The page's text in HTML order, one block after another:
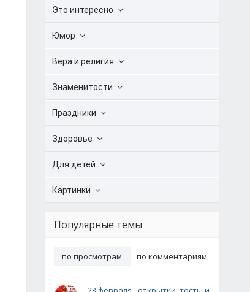
Это интересно
Юмор
Вера и религия
Знаменитости
Праздники
Здоровье
Для детей
Картинки
Популярные темы
по просмотрам по комментариям